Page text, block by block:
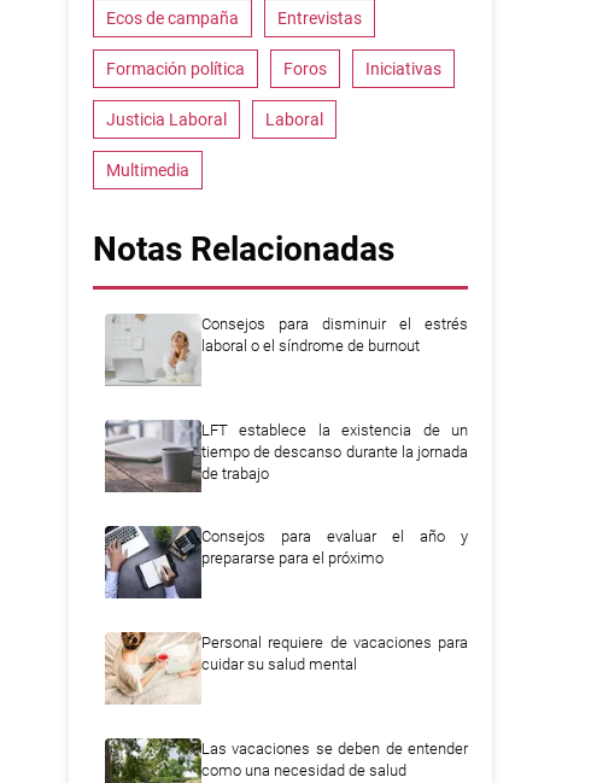
Ecos de campaña Entrevistas
Formación política Foros Iniciativas
Justicia Laboral Laboral
Multimedia
Notas Relacionadas
Consejos para disminuir el estrés
laboral o el síndrome de burnout
LFT establece la existencia de un
tiempo de descanso durante la jornada
de trabajo
Consejos para evaluar el año y
prepararse para el próximo
Personal requiere de vacaciones para
cuidar su salud mental
Las vacaciones se deben de entender
como una necesidad de salud